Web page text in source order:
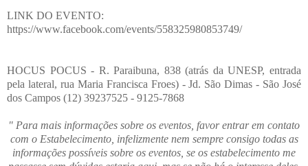
LINK DO EVENTO:
https://www.facebook.com/events/558325980853749/
HOCUS POCUS - R. Paraibuna, 838 (atrás da UNESP, entrada
pela lateral, rua Maria Francisca Froes) - Jd. São Dimas - São José
dos Campos (12) 39237525 - 9125-7868
" Para mais informações sobre os eventos, favor entrar em contato
com o Estabelecimento, infelizmente nem sempre consigo todas as
informações possíveis sobre os eventos, se os estabelecimento me